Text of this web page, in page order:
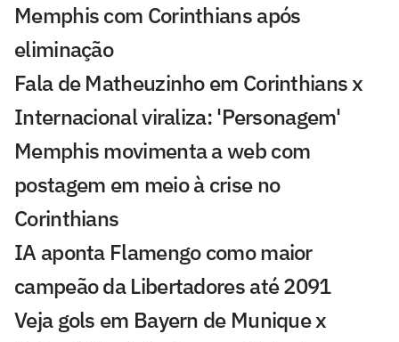
Memphis com Corinthians após
eliminação
Fala de Matheuzinho em Corinthians x
Internacional viraliza: 'Personagem'
Memphis movimenta a web com
postagem em meio à crise no
Corinthians
IA aponta Flamengo como maior
campeão da Libertadores até 2091
Veja gols em Bayern de Munique x